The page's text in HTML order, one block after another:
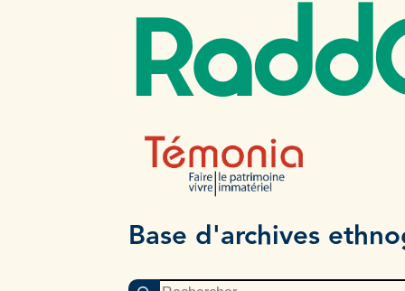
Base d'archives